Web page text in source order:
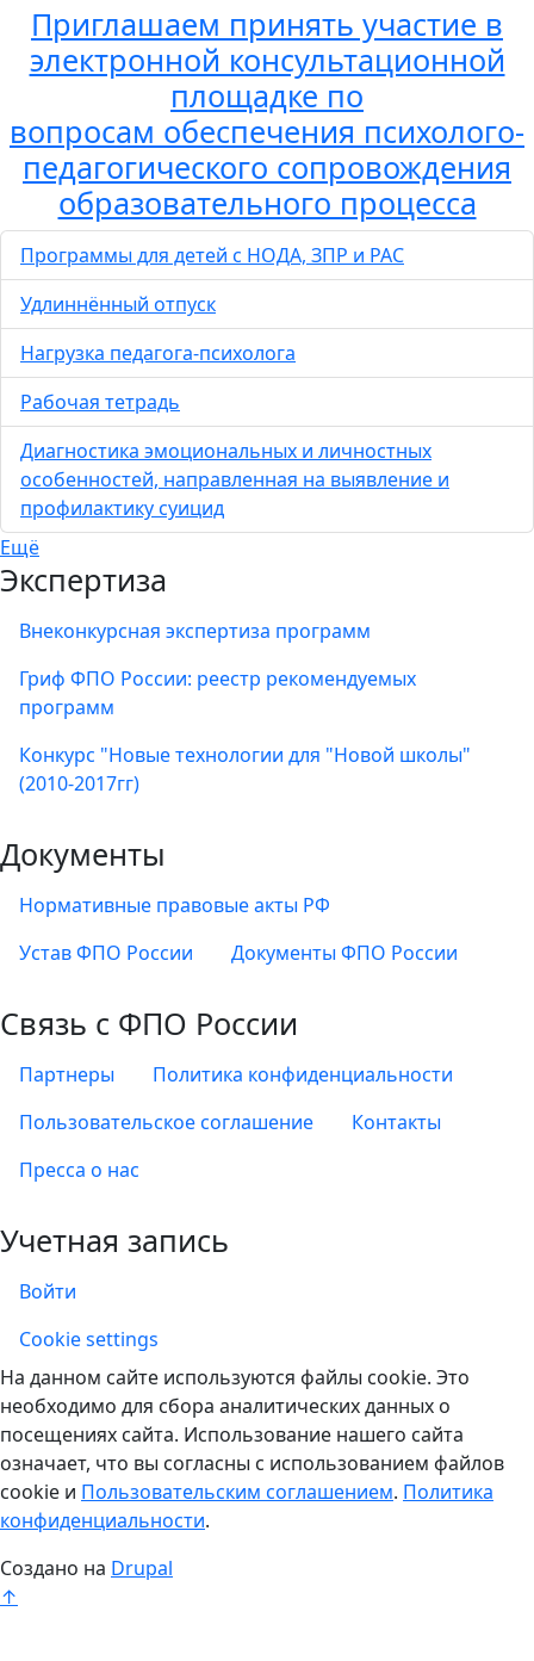
Приглашаем принять участие в
электронной консультационной
площадке по
вопросам обеспечения психолого-
педагогического сопровождения
образовательного процесса
Программы для детей с НОДА, ЗПР и РАС
Удлиннённый отпуск
Нагрузка педагога-психолога
Рабочая тетрадь
Диагностика эмоциональных и личностных
особенностей, направленная на выявление и
профилактику суицид
Ещё
Экспертиза
Внеконкурсная экспертиза программ
Гриф ФПО России: реестр рекомендуемых
программ
Конкурс "Новые технологии для "Новой школы"
(2010-2017гг)
Документы
Нормативные правовые акты РФ
Устав ФПО России
Документы ФПО России
Связь с ФПО России
Партнеры
Политика конфиденциальности
Пользовательское соглашение
Контакты
Пресса о нас
Учетная запись
Войти
Учетная запись
Cookie settings
На данном сайте используются файлы cookie. Это
необходимо для сбора аналитических данных о
посещениях сайта. Использование нашего сайта
означает, что вы согласны с использованием файлов
cookie и Пользовательским соглашением. Политика
конфиденциальности.
Создано на Drupal
↑